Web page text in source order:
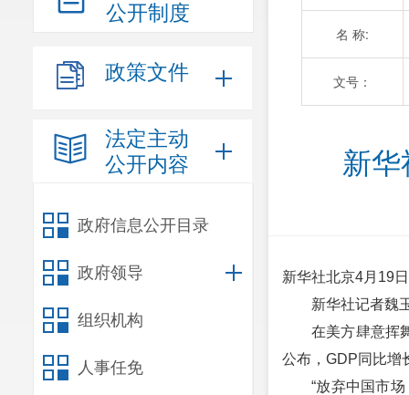
公开制度
政策文件
法定主动
公开内容
政府信息公开目录
政府领导
组织机构
人事任免
名 称:
文号：
新
新华社北京4月19
新华社记者魏
在美方肆意挥
公布，GDP同比增
“放弃中国市